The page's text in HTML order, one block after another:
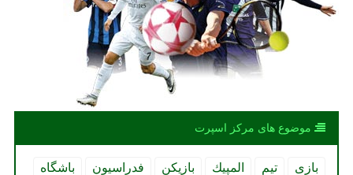
موضوع های مركز اسپرت
بازی تیم المپیك بازیكن فدراسیون
باشگاه